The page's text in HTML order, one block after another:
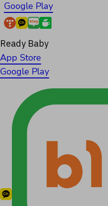
Google Play
Ready Baby
App Store
Google Play